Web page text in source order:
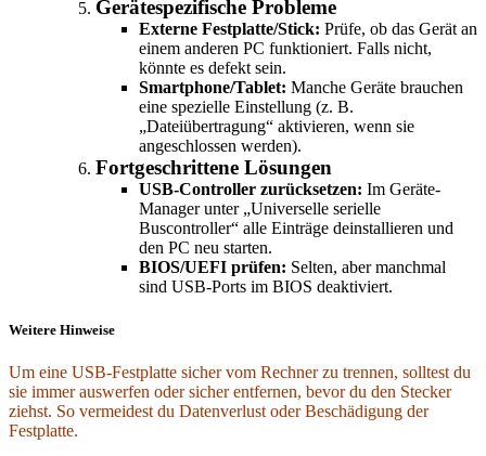
Gerätespezifische Probleme
Externe Festplatte/Stick: Prüfe, ob das Gerät an
einem anderen PC funktioniert. Falls nicht,
könnte es defekt sein.
Smartphone/Tablet: Manche Geräte brauchen
eine spezielle Einstellung (z. B.
„Dateiübertragung“ aktivieren, wenn sie
angeschlossen werden).
Fortgeschrittene Lösungen
USB-Controller zurücksetzen: Im Geräte-
Manager unter „Universelle serielle
Buscontroller“ alle Einträge deinstallieren und
den PC neu starten.
BIOS/UEFI prüfen: Selten, aber manchmal
sind USB-Ports im BIOS deaktiviert.
Weitere Hinweise
Um eine USB-Festplatte sicher vom Rechner zu trennen, solltest du
sie immer auswerfen oder sicher entfernen, bevor du den Stecker
ziehst. So vermeidest du Datenverlust oder Beschädigung der
Festplatte.